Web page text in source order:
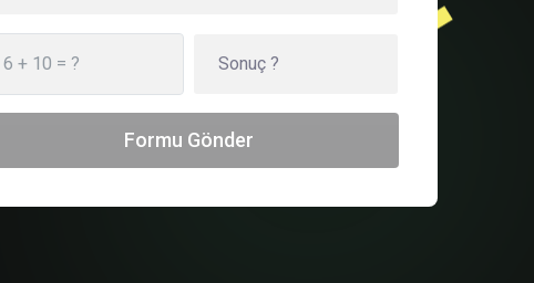
Formu Gönder